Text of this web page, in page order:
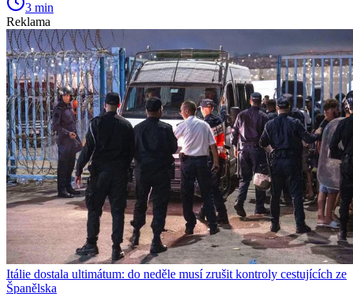
3 min
Reklama
Itálie dostala ultimátum: do neděle musí zrušit kontroly cestujících ze
Španělska